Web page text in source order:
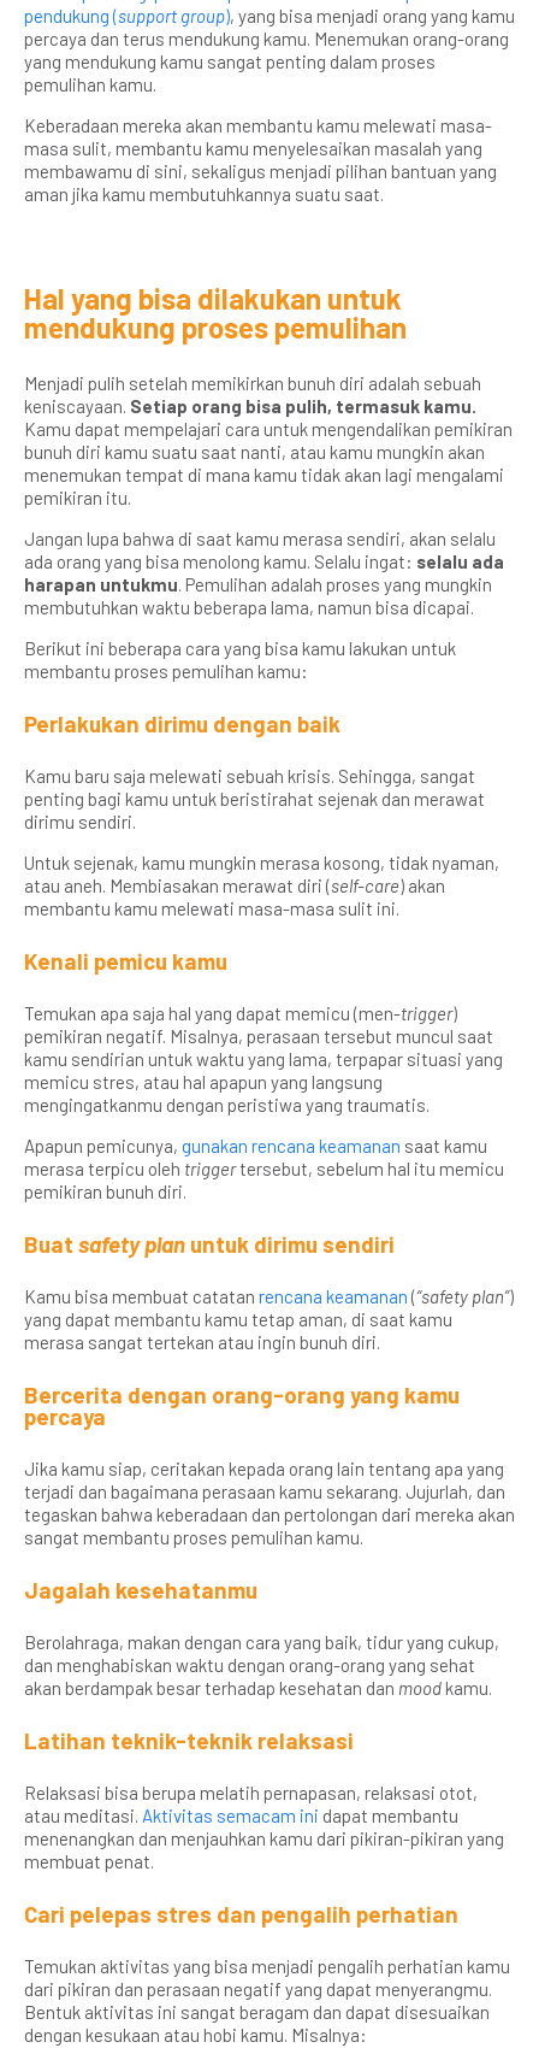
pendukung (support group), yang bisa menjadi orang yang kamu
percaya dan terus mendukung kamu. Menemukan orang-orang
yang mendukung kamu sangat penting dalam proses
pemulihan kamu.
Keberadaan mereka akan membantu kamu melewati masa-
masa sulit, membantu kamu menyelesaikan masalah yang
membawamu di sini, sekaligus menjadi pilihan bantuan yang
aman jika kamu membutuhkannya suatu saat.
Hal yang bisa dilakukan untuk
mendukung proses pemulihan
Menjadi pulih setelah memikirkan bunuh diri adalah sebuah
keniscayaan. Setiap orang bisa pulih, termasuk kamu.
Kamu dapat mempelajari cara untuk mengendalikan pemikiran
bunuh diri kamu suatu saat nanti, atau kamu mungkin akan
menemukan tempat di mana kamu tidak akan lagi mengalami
pemikiran itu.
Jangan lupa bahwa di saat kamu merasa sendiri, akan selalu
ada orang yang bisa menolong kamu. Selalu ingat: selalu ada
harapan untukmu. Pemulihan adalah proses yang mungkin
membutuhkan waktu beberapa lama, namun bisa dicapai.
Berikut ini beberapa cara yang bisa kamu lakukan untuk
membantu proses pemulihan kamu:
Perlakukan dirimu dengan baik
Kamu baru saja melewati sebuah krisis. Sehingga, sangat
penting bagi kamu untuk beristirahat sejenak dan merawat
dirimu sendiri.
Untuk sejenak, kamu mungkin merasa kosong, tidak nyaman,
atau aneh. Membiasakan merawat diri (self-care) akan
membantu kamu melewati masa-masa sulit ini.
Kenali pemicu kamu
Temukan apa saja hal yang dapat memicu (men-trigger)
pemikiran negatif. Misalnya, perasaan tersebut muncul saat
kamu sendirian untuk waktu yang lama, terpapar situasi yang
memicu stres, atau hal apapun yang langsung
mengingatkanmu dengan peristiwa yang traumatis.
Apapun pemicunya, gunakan rencana keamanan saat kamu
merasa terpicu oleh triggertersebut, sebelum hal itu memicu
pemikiran bunuh diri.
Buat safety plan untuk dirimu sendiri
Kamu bisa membuat catatan rencana keamanan (“safety plan”)
yang dapat membantu kamu tetap aman, di saat kamu
merasa sangat tertekan atau ingin bunuh diri.
Bercerita dengan orang-orang yang kamu
percaya
Jika kamu siap, ceritakan kepada orang lain tentang apa yang
terjadi dan bagaimana perasaan kamu sekarang. Jujurlah, dan
tegaskan bahwa keberadaan dan pertolongan dari mereka akan
sangat membantu proses pemulihan kamu.
Jagalah kesehatanmu
Berolahraga, makan dengan cara yang baik, tidur yang cukup,
dan menghabiskan waktu dengan orang-orang yang sehat
akan berdampak besar terhadap kesehatan dan mood kamu.
Latihan teknik-teknik relaksasi
Relaksasi bisa berupa melatih pernapasan, relaksasi otot,
atau meditasi. Aktivitas semacam ini dapat membantu
menenangkan dan menjauhkan kamu dari pikiran-pikiran yang
membuat penat.
Cari pelepas stres dan pengalih perhatian
Temukan aktivitas yang bisa menjadi pengalih perhatian kamu
dari pikiran dan perasaan negatif yang dapat menyerangmu.
Bentuk aktivitas ini sangat beragam dan dapat disesuaikan
dengan kesukaan atau hobi kamu. Misalnya: